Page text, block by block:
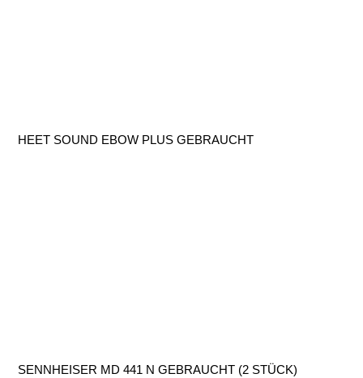
HEET SOUND EBOW PLUS GEBRAUCHT
SENNHEISER MD 441 N GEBRAUCHT (2 STÜCK)